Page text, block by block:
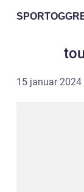
15 januar 2024